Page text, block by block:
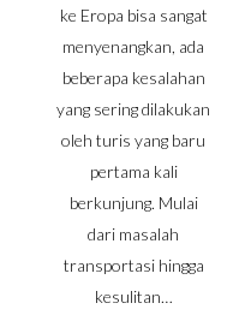
ke Eropa bisa sangat
menyenangkan, ada
beberapa kesalahan
yang sering dilakukan
oleh turis yang baru
pertama kali
berkunjung. Mulai
dari masalah
transportasi hingga
kesulitan…